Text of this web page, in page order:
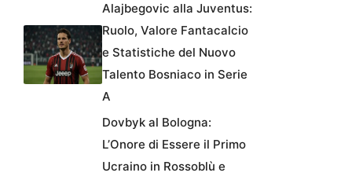
Alajbegovic alla Juventus:
Ruolo, Valore Fantacalcio
e Statistiche del Nuovo
Talento Bosniaco in Serie
A
Dovbyk al Bologna:
L’Onore di Essere il Primo
Ucraino in Rossoblù e